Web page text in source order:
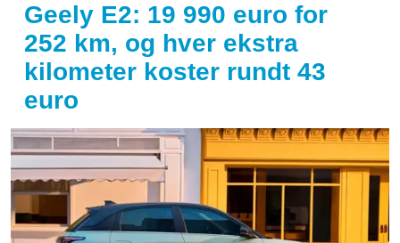
Geely E2: 19 990 euro for
252 km, og hver ekstra
kilometer koster rundt 43
euro